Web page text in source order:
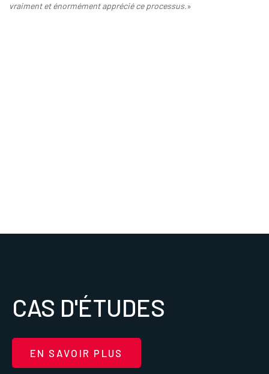
vraiment et énormément apprécié ce processus.»
CAS D'ÉTUDES
EN SAVOIR PLUS